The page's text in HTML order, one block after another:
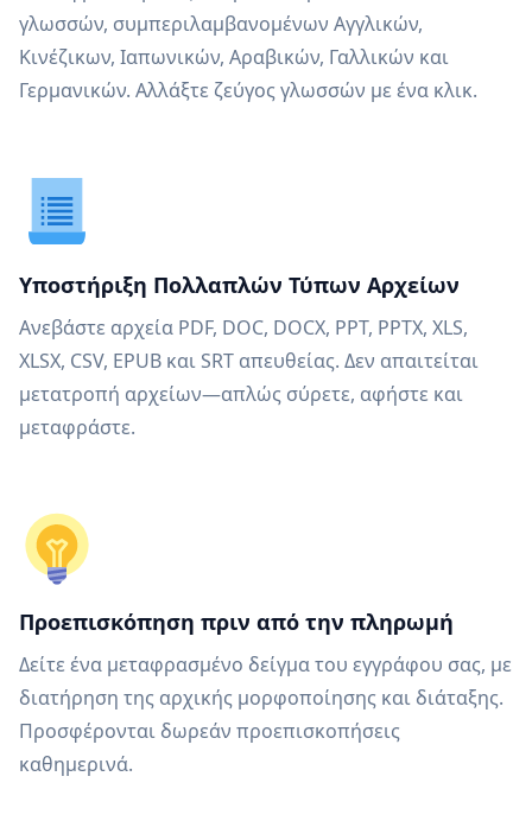
γλωσσών, συμπεριλαμβανομένων Αγγλικών,
Κινέζικων, Ιαπωνικών, Αραβικών, Γαλλικών και
Γερμανικών. Αλλάξτε ζεύγος γλωσσών με ένα κλικ.
Υποστήριξη Πολλαπλών Τύπων Αρχείων
Ανεβάστε αρχεία PDF, DOC, DOCX, PPT, PPTX, XLS,
XLSX, CSV, EPUB και SRT απευθείας. Δεν απαιτείται
μετατροπή αρχείων—απλώς σύρετε, αφήστε και
μεταφράστε.
Προεπισκόπηση πριν από την πληρωμή
Δείτε ένα μεταφρασμένο δείγμα του εγγράφου σας, με
διατήρηση της αρχικής μορφοποίησης και διάταξης.
Προσφέρονται δωρεάν προεπισκοπήσεις
καθημερινά.